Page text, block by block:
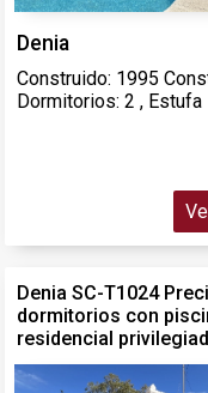
Denia
Construido: 1995
Dormitorios: 2 , Estufa
Denia SC-T1024
dormitorios con
residencial